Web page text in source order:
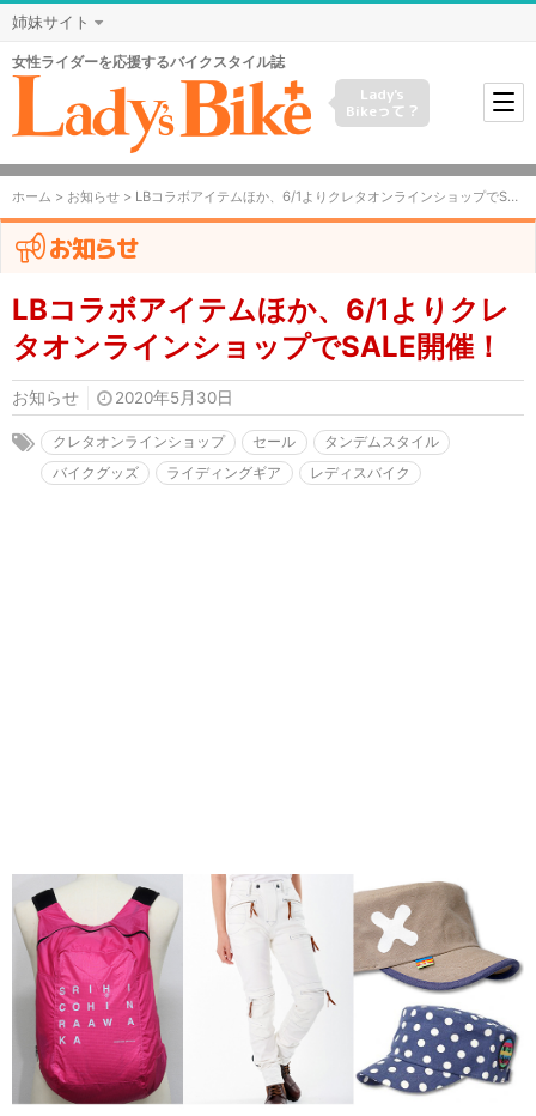
姉妹サイト
女性ライダーを応援するバイクスタイル誌
Lady's
Bikeって？
ホーム > お知らせ > LBコラボアイテムほか、6/1よりクレタオンラインショップでSALE開催！
お知らせ
LBコラボアイテムほか、6/1よりクレ
タオンラインショップでSALE開催！
お知らせ 2020年5月30日
クレタオンラインショップ セール
タンデムスタイル
バイクグッズ
ライディングギア レディスバイク